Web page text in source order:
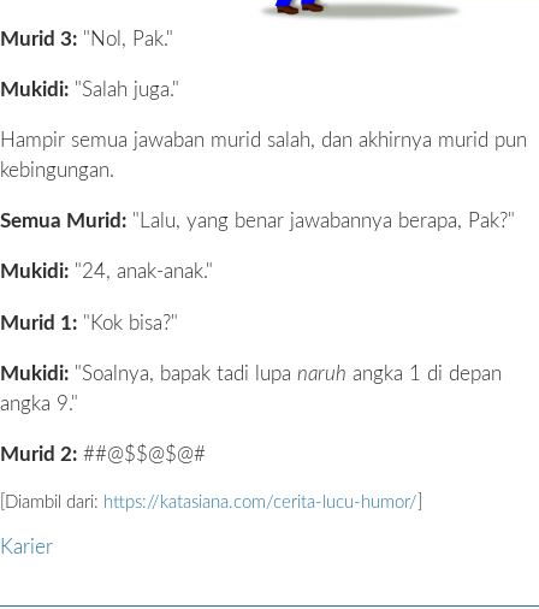
Murid 3: "Nol, Pak."
Mukidi: "Salah juga."
Hampir semua jawaban murid salah, dan akhirnya murid pun
kebingungan.
Semua Murid: "Lalu, yang benar jawabannya berapa, Pak?"
Mukidi: "24, anak-anak."
Murid 1: "Kok bisa?"
Mukidi: "Soalnya, bapak tadi lupa naruh angka 1 di depan
angka 9."
Murid 2: ##@$$@$@#
[Diambil dari: https://katasiana.com/cerita-lucu-humor/
Karier